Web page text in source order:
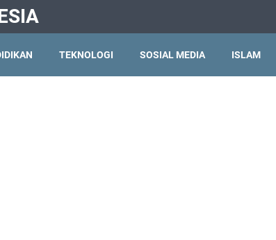
TEKNOLOGI SOSIAL MEDIA ISLAM